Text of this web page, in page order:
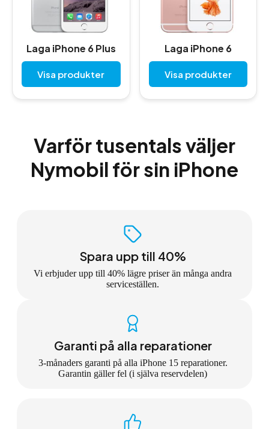
Laga iPhone 6 Plus
Visa produkter
Laga iPhone 6
Visa produkter
Varför tusentals väljer
Nymobil för sin iPhone
Spara upp till 40%
Vi erbjuder upp till 40% lägre priser än många andra
serviceställen.
Garanti på alla reparationer
3-månaders garanti på alla iPhone 15 reparationer.
Garantin gäller fel (i själva reservdelen)